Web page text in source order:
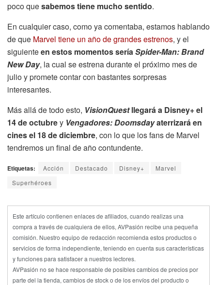
poco quesabemos tiene mucho sentido.
En cualquier caso, como ya comentaba, estamos hablando
de que Marvel tiene un año de grandes estrenos, y el
siguienteen estos momentos seríaSpider-Man: Brand
New Day, la cual se estrena durante el próximo mes de
julio y promete contar con bastantes sorpresas
interesantes.
Más allá de todo esto, VisionQuestllegará a Disney+ el
14 de octubrey Vengadores: Doomsdayaterrizará en
cines el 18 de diciembre, con lo que los fans de Marvel
tendremos un final de año contundente.
Etiquetas: Acción Destacado Disney+
Marvel
Superhéroes
Este artículo contienen enlaces de afiliados, cuando realizas una
compra a través de cualquiera de ellos, AVPasión recibe una pequeña
comisión. Nuestro equipo de redacción recomienda estos productos o
servicios de forma independiente, teniendo en cuenta sus características
y funciones para satisfacer a nuestros lectores.
AVPasión no se hace responsable de posibles cambios de precios por
parte del la tienda, cambios de stock o de los envíos del producto o